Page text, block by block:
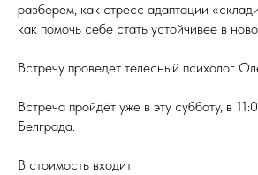
разберем, как стресс адаптации
как помочь себе стать устойчивее в
Встречу проведет телесный психолог
Встреча пройдёт уже в эту субботу, в
Белграда.
В стоимость входит: